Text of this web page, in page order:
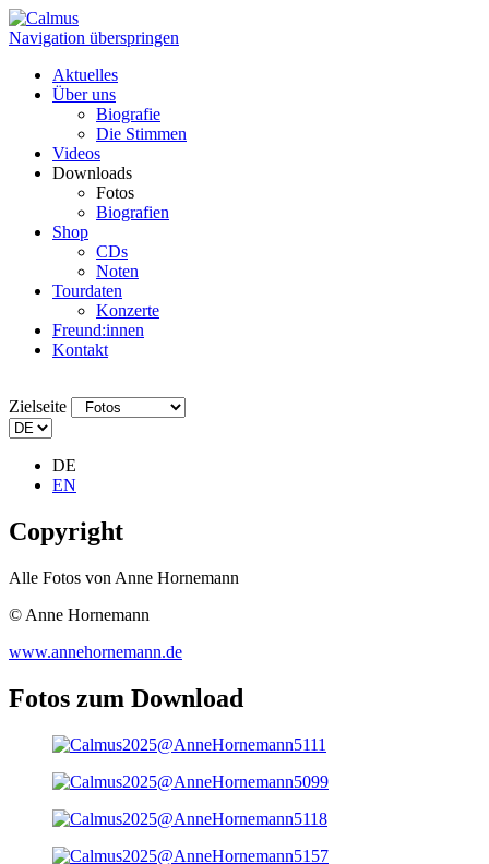
Navigation überspringen
Aktuelles
Über uns
Biografie
Die Stimmen
Videos
Downloads
Fotos
Biografien
Shop
CDs
Noten
Tourdaten
Konzerte
Freund:innen
Kontakt
Zielseite
DE
EN
Copyright
Alle Fotos von Anne Hornemann
© Anne Hornemann
www.annehornemann.de
Fotos zum Download